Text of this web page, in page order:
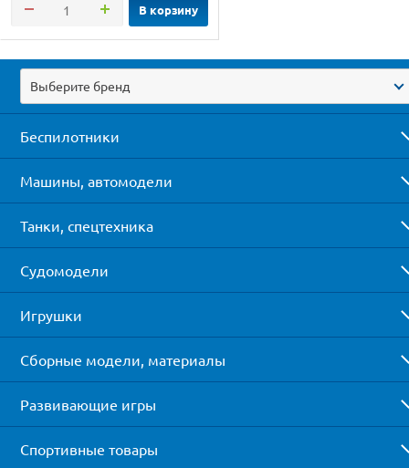
В корзину
Выберите бренд
Беспилотники
Машины, автомодели
Танки, спецтехника
Судомодели
Игрушки
Сборные модели, материалы
Развивающие игры
Спортивные товары